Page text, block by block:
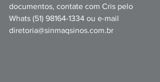
documentos, contate com Cris pelo
Whats (51) 98164-1334 ou e-mail
diretoria@sinmaqsinos.com.br